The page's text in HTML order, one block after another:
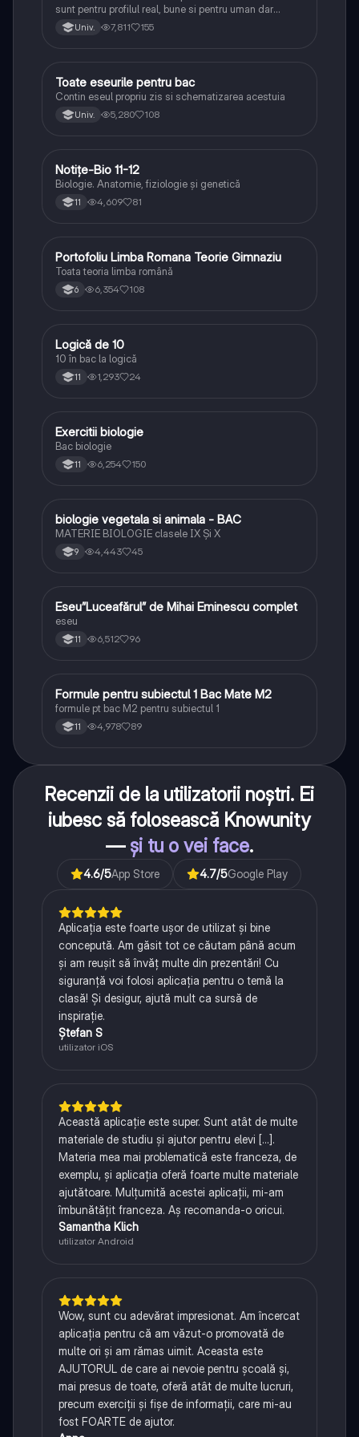
sunt pentru profilul real, bune si pentru uman dar
lipsesc relatiile dintre personaje si caracrerizarile.
Univ. 7,811 155
Limba și literatura română
Toate eseurile pentru bac
Contin eseul propriu zis si schematizarea acestuia
Univ. 5,280 108
Biologie
Notițe-Bio 11-12
Biologie. Anatomie, fiziologie și genetică
11 4,609 81
Limba și literatura română
Portofoliu Limba Romana Teorie Gimnaziu
Toata teoria limba română
6 6,354 108
Logică
Logică de 10
10 în bac la logică
11 1,293 24
EBiologie
Exercitii biologie
Bac biologie
11 6,254 150
BBiologie
biologie vegetala si animala - BAC
MATERIE BIOLOGIE clasele IX Şi X
9 4,443 45
Limba și literatura română
Eseu”Luceafărul” de Mihai Eminescu complet
eseu
11 6,512 96
Matematică
Formule pentru subiectul 1 Bac Mate M2
formule pt bac M2 pentru subiectul 1
11 4,978 89
Recenzii de la utilizatorii noștri. Ei
iubesc să folosească Knowunity
— și tu o vei face.
4.6/5App Store 4.7/5Google Play
Aplicația este foarte ușor de utilizat și bine
concepută. Am găsit tot ce căutam până acum
și am reușit să învăț multe din prezentări! Cu
siguranță voi folosi aplicația pentru o temă la
clasă! Și desigur, ajută mult ca sursă de
inspirație.
Ștefan S
utilizator iOS
Această aplicație este super. Sunt atât de multe
materiale de studiu și ajutor pentru elevi [...].
Materia mea mai problematică este franceza, de
exemplu, și aplicația oferă foarte multe materiale
ajutătoare. Mulțumită acestei aplicații, mi-am
îmbunătățit franceza. Aș recomanda-o oricui.
Samantha Klich
utilizator Android
Wow, sunt cu adevărat impresionat. Am încercat
aplicația pentru că am văzut-o promovată de
multe ori și am rămas uimit. Aceasta este
AJUTORUL de care ai nevoie pentru școală și,
mai presus de toate, oferă atât de multe lucruri,
precum exerciții și fișe de informații, care mi-au
fost FOARTE de ajutor.